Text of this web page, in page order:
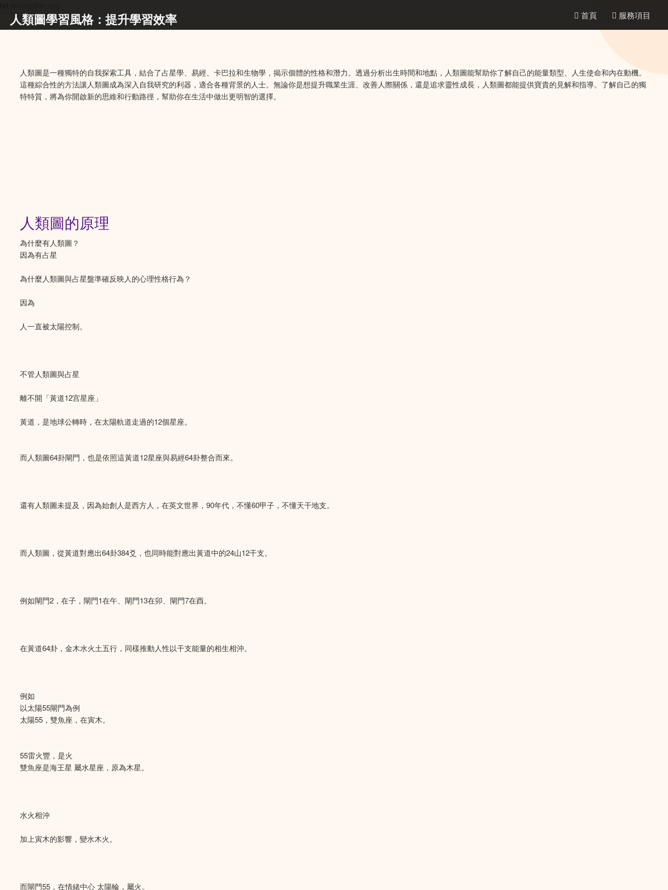
人類圖學習風格：提升學習效率 首頁 服務項目
人類圖是一種獨特的自我探索工具，結合了占星學、易經、卡巴拉和生物學，揭示個體的性格和潛力。透過分析出生時間和地點，人類圖能幫助你了解自己的能量類型、人生使命和內在動機。
這種綜合性的方法讓人類圖成為深入自我研究的利器，適合各種背景的人士。無論你是想提升職業生涯、改善人際關係，還是追求靈性成長，人類圖都能提供寶貴的見解和指導。了解自己的獨
特特質，將為你開啟新的思維和行動路徑，幫助你在生活中做出更明智的選擇。
人類圖的原理
為什麼有人類圖？
因為有占星
為什麼人類圖與占星盤準確反映人的心理性格行為？
因為
人一直被太陽控制。
不管人類圖與占星
離不開「黃道12宫星座」
黃道，是地球公轉時，在太陽軌道走過的12個星座。
而人類圖64卦閘門，也是依照這黃道12星座與易經64卦整合而來。
還有人類圖未提及，因為始創人是西方人，在英文世界，90年代，不懂60甲子，不懂天干地支。
而人類圖，從黃道對應出64卦384爻，也同時能對應出黃道中的24山12干支。
例如閘門2，在子，閘門1在午、閘門13在卯、閘門7在酉。
在黃道64卦，金木水火土五行，同樣推動人性以干支能量的相生相沖。
例如
以太陽55閘門為例
太陽55，雙魚座，在寅木。
55雷火豐，是火
雙魚座是海王星 屬水星座，原為木星。
水火相沖
加上寅木的影響，變水木火。
而閘門55，在情緒中心 太陽輪，屬火。